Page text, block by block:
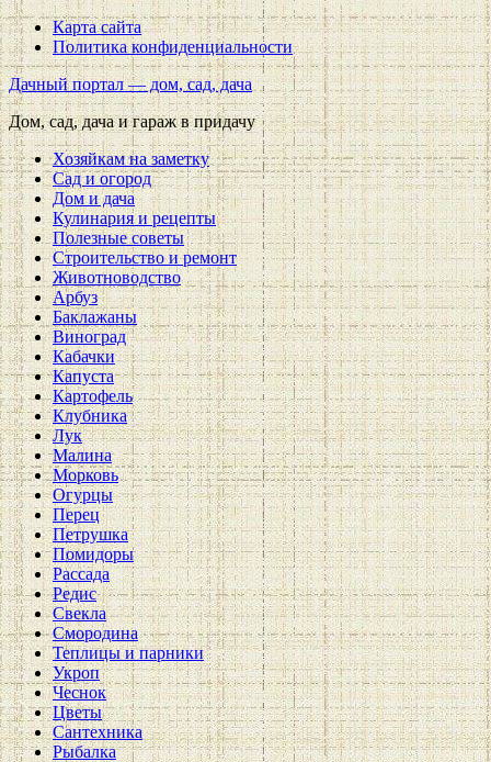
Карта сайта
Политика конфиденциальности
Дачный портал — дом, сад, дача
Дом, сад, дача и гараж в придачу
Хозяйкам на заметку
Сад и огород
Дом и дача
Кулинария и рецепты
Полезные советы
Строительство и ремонт
Животноводство
Арбуз
Баклажаны
Виноград
Кабачки
Капуста
Картофель
Клубника
Лук
Малина
Морковь
Огурцы
Перец
Петрушка
Помидоры
Рассада
Редис
Свекла
Смородина
Теплицы и парники
Укроп
Чеснок
Цветы
Сантехника
Рыбалка